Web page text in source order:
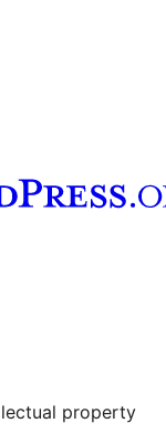
property